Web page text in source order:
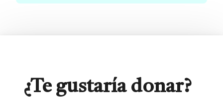
¿Te gustaría donar?